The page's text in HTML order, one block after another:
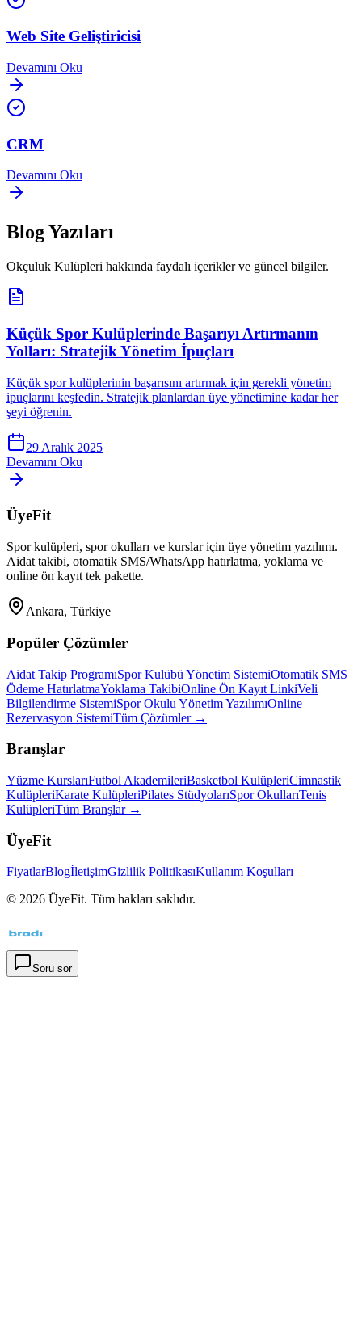
Web Site Geliştiricisi
Devamını Oku
CRM
Devamını Oku
Blog Yazıları
Okçuluk Kulüpleri hakkında faydalı içerikler ve güncel bilgiler.
Küçük Spor Kulüplerinde Başarıyı Artırmanın
Yolları: Stratejik Yönetim İpuçları
Küçük spor kulüplerinin başarısını artırmak için gerekli yönetim
ipuçlarını keşfedin. Stratejik planlardan üye yönetimine kadar her
şeyi öğrenin.
29 Aralık 2025
Devamını Oku
ÜyeFit
Spor kulüpleri, spor okulları ve kurslar için üye yönetim yazılımı.
Aidat takibi, otomatik SMS/WhatsApp hatırlatma, yoklama ve
online ön kayıt tek pakette.
Ankara, Türkiye
Popüler Çözümler
Aidat Takip ProgramıSpor Kulübü Yönetim SistemiOtomatik SMS
Ödeme HatırlatmaYoklama TakibiOnline Ön Kayıt LinkiVeli
Bilgilendirme SistemiSpor Okulu Yönetim YazılımıOnline
Rezervasyon SistemiTüm Çözümler →
Branşlar
Yüzme KurslarıFutbol AkademileriBasketbol KulüpleriCimnastik
KulüpleriKarate KulüpleriPilates StüdyolarıSpor OkullarıTenis
KulüpleriTüm Branşlar →
ÜyeFit
FiyatlarBlogİletişimGizlilik PolitikasıKullanım Koşulları
© 2026 ÜyeFit. Tüm hakları saklıdır.
Soru sor